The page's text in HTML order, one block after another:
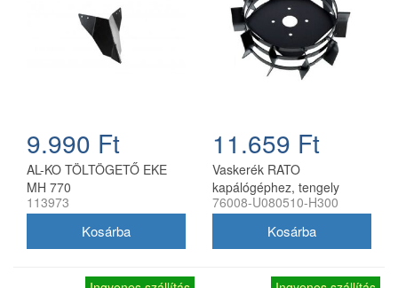
9.990 Ft
AL-KO TÖLTÖGETŐ EKE
MH 770
113973
11.659 Ft
Vaskerék RATO
kapálógéphez, tengely
nélkül
76008-U080510-H300